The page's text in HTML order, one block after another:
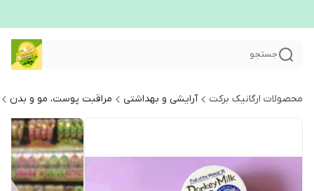
جستجو
محصولات ارگانیک برکت آرایشی و بهداشتی مراقبت پوست، مو و بدن